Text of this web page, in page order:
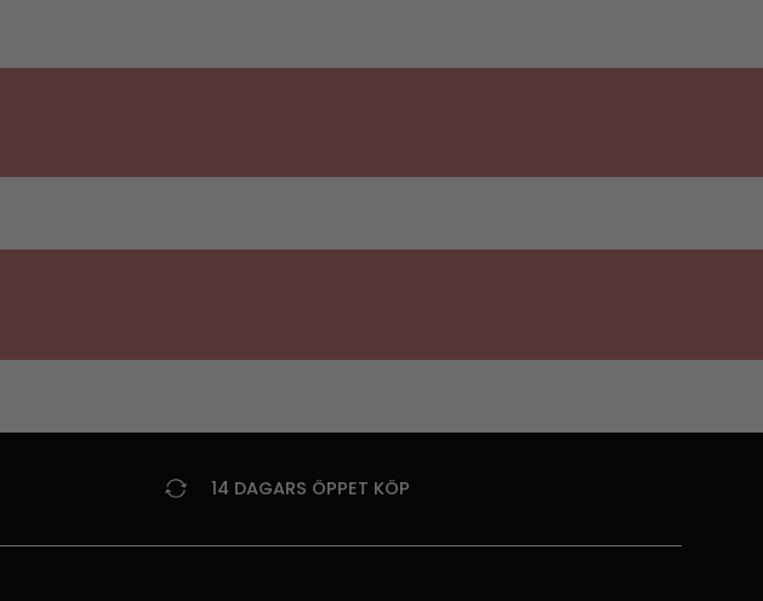
14 DAGARS ÖPPET KÖP